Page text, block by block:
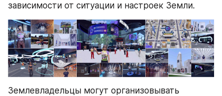
зависимости от ситуации и настроек Земли.
Землевладельцы могут организовывать